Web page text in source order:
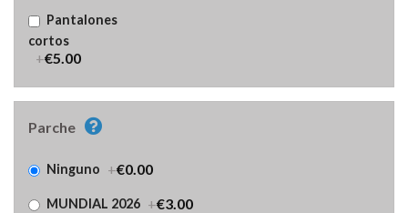
Pantalones
cortos
+€5.00
Parche
Ninguno +€0.00
MUNDIAL 2026 +€3.00